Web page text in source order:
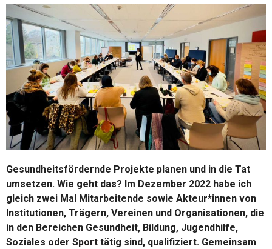
Gesundheitsfördernde Projekte planen und in die Tat
umsetzen. Wie geht das? Im Dezember 2022 habe ich
gleich zwei Mal Mitarbeitende sowie Akteur*innen von
Institutionen, Trägern, Vereinen und Organisationen, die
in den Bereichen Gesundheit, Bildung, Jugendhilfe,
Soziales oder Sport tätig sind, qualifiziert. Gemeinsam